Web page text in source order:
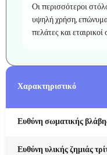
Οι περισσότεροι
υψηλή χρήση,
πελάτες και
Χαρακτηριστικό
Ευθύνη σωματικής
Ευθύνη υλικής ζημιάς